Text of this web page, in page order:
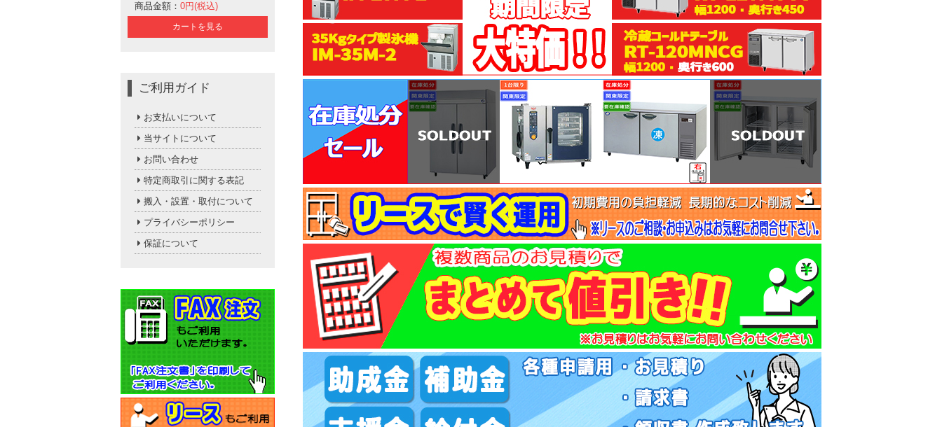
商品金額： 0円(税込)
カートを見る
ご利用ガイド
お支払いについて
当サイトについて
お問い合わせ
特定商取引に関する表記
搬入・設置・取付について
プライバシーポリシー
保証について